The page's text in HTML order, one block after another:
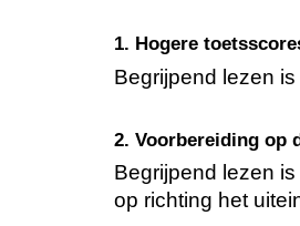
1. Hogere
Begrijpend lezen
2. Voorbereiding op
Begrijpend lezen
op richting het